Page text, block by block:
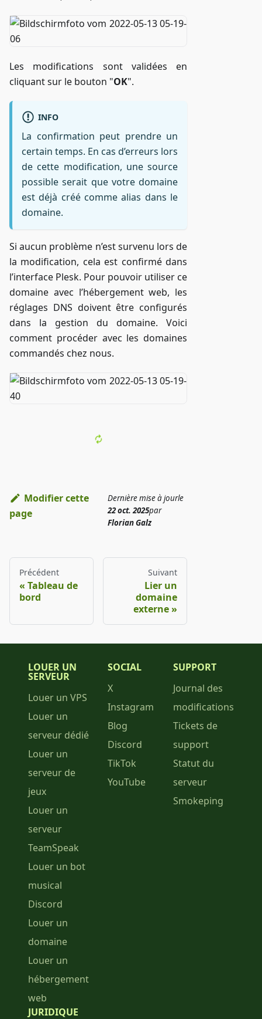
Les modifications sont validées en
cliquant sur le bouton "OK".
INFO
La confirmation peut prendre un
certain temps. En cas d’erreurs lors
de cette modification, une source
possible serait que votre domaine
est déjà créé comme alias dans le
domaine.
Si aucun problème n’est survenu lors de
la modification, cela est confirmé dans
l’interface Plesk. Pour pouvoir utiliser ce
domaine avec l’hébergement web, les
réglages DNS doivent être configurés
dans la gestion du domaine. Voici
comment procéder avec les domaines
commandés chez nous.
Modifier cette
page
Dernière mise à jourle
22 oct. 2025par
Florian Galz
Précédent
Tableau de
bord
Suivant
Lier un
domaine
externe
LOUER UN
SERVEUR
Louer un VPS
Louer un
serveur dédié
Louer un
serveur de
jeux
Louer un
serveur
TeamSpeak
Louer un bot
musical
Discord
Louer un
domaine
Louer un
hébergement
web
SOCIAL
X
Instagram
Blog
Discord
TikTok
YouTube
SUPPORT
Journal des
modifications
Tickets de
support
Statut du
serveur
Smokeping
JURIDIQUE